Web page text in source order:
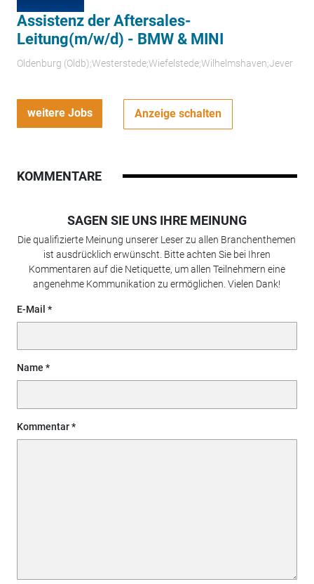
Assistenz der Aftersales-
Leitung(m/w/d) - BMW & MINI
Oldenburg (Oldb);Westerstede;Wiefelstede;Wilhelmshaven;Jever
weitere Jobs Anzeige schalten
KOMMENTARE
SAGEN SIE UNS IHRE MEINUNG
Die qualifizierte Meinung unserer Leser zu allen Branchenthemen
ist ausdrücklich erwünscht. Bitte achten Sie bei Ihren
Kommentaren auf die Netiquette, um allen Teilnehmern eine
angenehme Kommunikation zu ermöglichen. Vielen Dank!
E-Mail
Name
Kommentar